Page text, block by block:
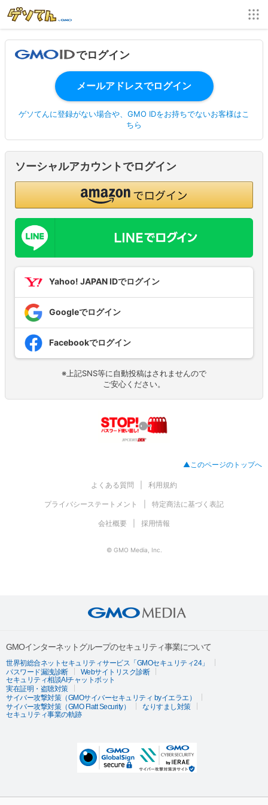
でログイン
ゲソてんに登録がない場合や、GMO IDをお持ちでないお客様はこ
ちら
ソーシャルアカウントでログイン
Yahoo! JAPAN IDでログイン
Googleでログイン
Facebookでログイン
※上記SNS等に自動投稿はされませんので
ご安心ください。
▲このページのトップへ
よくある質問 利用規約
プライバシーステートメント 特定商法に基づく表記
会社概要 採用情報
© GMO Media, Inc.
GMOインターネットグループのセキュリティ事業について
世界初総合ネットセキュリティサービス「GMOセキュリティ24」
パスワード漏洩診断
Webサイトリスク診断
セキュリティ相談AIチャットボット
実在証明・盗聴対策
サイバー攻撃対策（GMOサイバーセキュリティ byイエラエ）
サイバー攻撃対策（GMO Flatt Security）
なりすまし対策
セキュリティ事業の軌跡